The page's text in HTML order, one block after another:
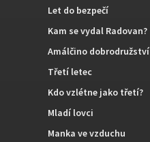
Let do bezpečí
Kam se vydal Radovan?
Amálčino dobrodružství
Třetí letec
Kdo vzlétne jako třetí?
Mladí lovci
Manka ve vzduchu